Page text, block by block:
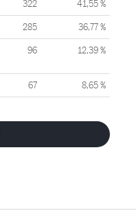
322 41,55 %
285 36,77 %
96 12,39 %
67 8,65 %